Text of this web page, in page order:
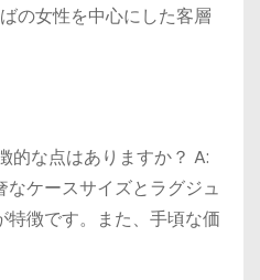
の女性を中心にした客層
的な点はありますか？ A:
ケースサイズとラグジュ
徴です。また、手頃な価